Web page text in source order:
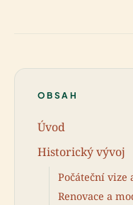
OBSAH
Úvod
Historický vývoj
Počáteční vize
Renovace a